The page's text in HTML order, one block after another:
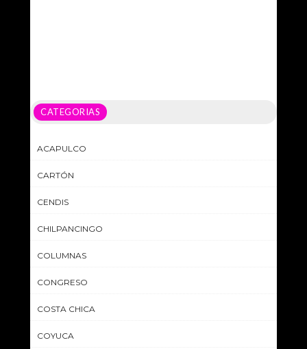
CATEGORIAS
ACAPULCO
CARTÓN
CENDIS
CHILPANCINGO
COLUMNAS
CONGRESO
COSTA CHICA
COYUCA